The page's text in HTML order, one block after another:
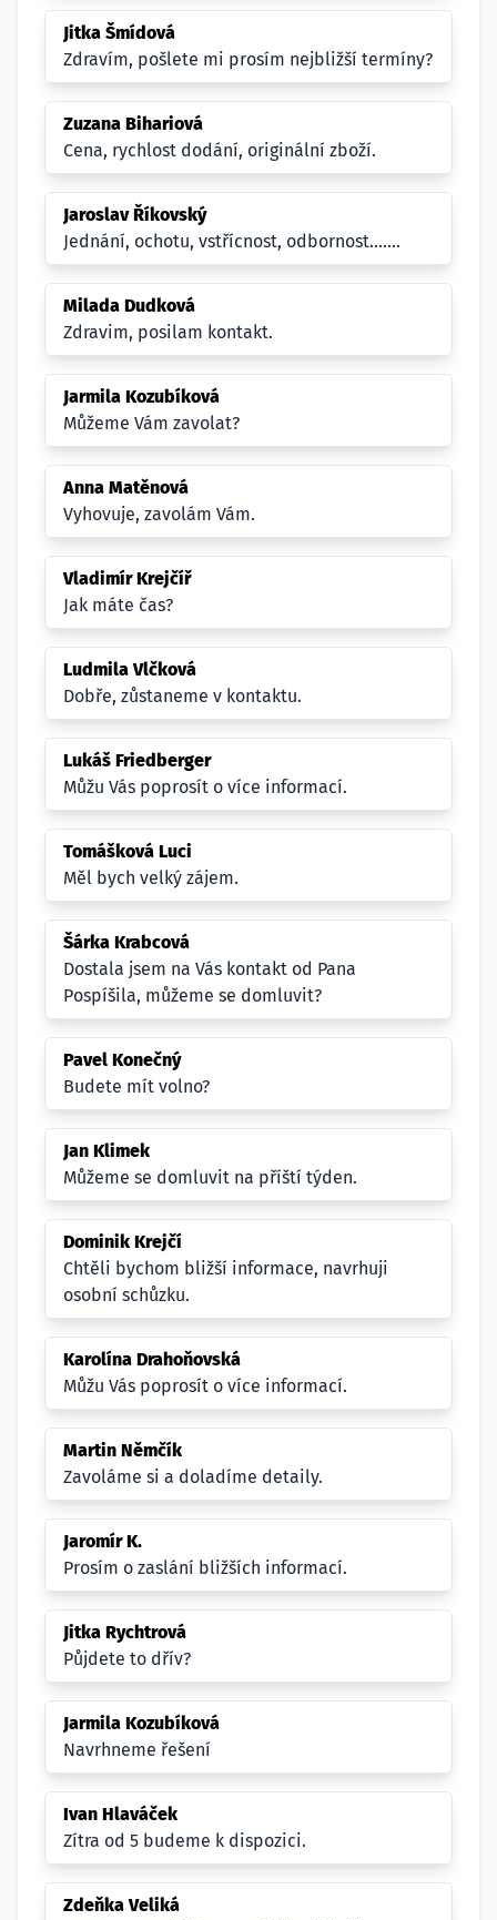
Jitka Šmídová
Zdravím, pošlete mi prosím nejbližší termíny?
Zuzana Bihariová
Cena, rychlost dodání, originální zboží.
Jaroslav Říkovský
Jednání, ochotu, vstřícnost, odbornost.......
Milada Dudková
Zdravim, posilam kontakt.
Jarmila Kozubíková
Můžeme Vám zavolat?
Anna Matěnová
Vyhovuje, zavolám Vám.
Vladimír Krejčíř
Jak máte čas?
Ludmila Vlčková
Dobře, zůstaneme v kontaktu.
Lukáš Friedberger
Můžu Vás poprosít o více informací.
Tomášková Luci
Měl bych velký zájem.
Šárka Krabcová
Dostala jsem na Vás kontakt od Pana
Pospíšila, můžeme se domluvit?
Pavel Konečný
Budete mít volno?
Jan Klimek
Můžeme se domluvit na příští týden.
Dominik Krejčí
Chtěli bychom bližší informace, navrhuji
osobní schůzku.
Karolína Drahoňovská
Můžu Vás poprosít o více informací.
Martin Němčík
Zavoláme si a doladíme detaily.
Jaromír K.
Prosím o zaslání bližších informací.
Jitka Rychtrová
Půjdete to dřív?
Jarmila Kozubíková
Navrhneme řešení
Ivan Hlaváček
Zítra od 5 budeme k dispozici.
Zdeňka Veliká